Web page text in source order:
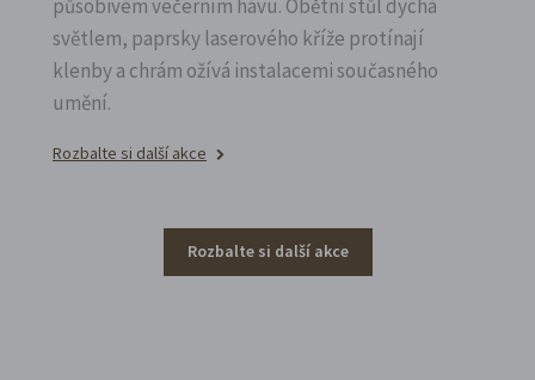
působivém večerním hávu. Obětní stůl dýchá
světlem, paprsky laserového kříže protínají
klenby a chrám ožívá instalacemi současného
umění.
Rozbalte si další akce
Rozbalte si další akce